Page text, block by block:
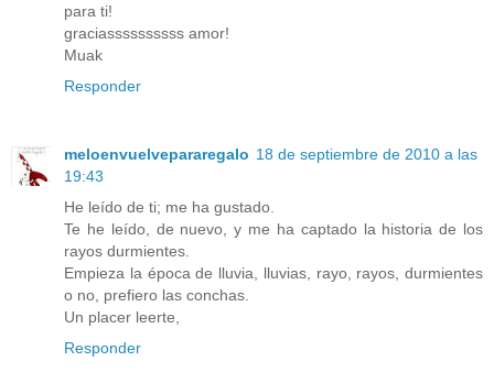
para ti!
graciassssssssss amor!
Muak
Responder
meloenvuelvepararegalo 18 de septiembre de 2010 a las
19:43
He leído de ti; me ha gustado.
Te he leído, de nuevo, y me ha captado la historia de los
rayos durmientes.
Empieza la época de lluvia, lluvias, rayo, rayos, durmientes
o no, prefiero las conchas.
Un placer leerte,
Responder